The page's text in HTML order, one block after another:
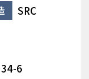
SRC
6